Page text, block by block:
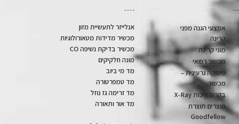
אמצעי הגנה מפני
קרינה
מוני קרינה
מכשור רפואי
פיסיקה גרעינית –
מכשור
בקרת איכות X-Ray
מוצרים תוצרת
Goodfellow
אנלייזר לתעשיית מזון
מכשיר מדידות מטאורולוגיות
מכשיר בדיקת נשיפה CO
מונה חלקיקים
מד מי ביוב
מד טמפרטורה
מד זרימה גז נוזל
מד אור ותאורה